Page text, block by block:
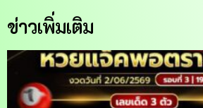
ข่าวเพิ่มเติม